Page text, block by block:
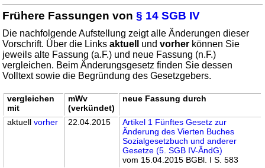
Frühere Fassungen von§ 14 SGB IV
Die nachfolgende Aufstellung zeigt alle Änderungen dieser
Vorschrift. Über die Linksaktuell undvorher können Sie
jeweils alte Fassung (a.F.) und neue Fassung (n.F.)
vergleichen. Beim Änderungsgesetz finden Sie dessen
Volltext sowie die Begründung des Gesetzgebers.
vergleichen
mit
mWv
(verkündet)
neue Fassung durch
aktuellvorher 22.04.2015
Artikel 1 Fünftes Gesetz zur
Änderung des Vierten Buches
Sozialgesetzbuch und anderer
Gesetze (5. SGB IV-ÄndG)
vom 15.04.2015 BGBl. I S. 583